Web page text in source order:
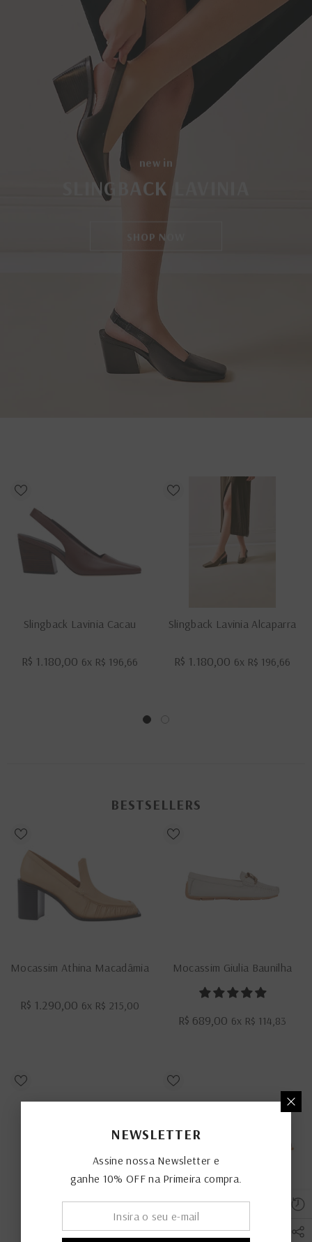
new in
SLINGBACK LAVINIA
SHOP NOW
Slingback Lavinia Cacau
R$ 1.180,00 6x R$ 196,66
Slingback Lavinia Alcaparra
R$ 1.180,00 6x R$ 196,66
BESTSELLERS
Mocassim Athina Macadâmia
R$ 1.290,00 6x R$ 215,00
Mocassim Giulia Baunilha
R$ 689,00 6x R$ 114,83
Mocassim Giulia Preto Mocassim Athina BX Cacau
NEWSLETTER
Assine nossa Newsletter e
ganhe 10% OFF na Primeira compra.